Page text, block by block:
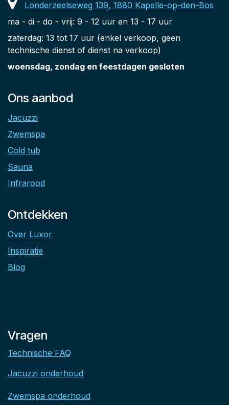
Londerzeelseweg 139, 1880 Kapelle-op-den-Bos
ma - di - do - vrij: 9 - 12 uur en 13 - 17 uur
zaterdag: 13 tot 17 uur (enkel verkoop, geen
technische dienst of dienst na verkoop)
woensdag, zondag en feestdagen gesloten
Ons aanbod
Jacuzzi
Zwemspa
Cold tub
Sauna
Infrarood
Ontdekken
Over Luxor
Inspiratie
Blog
Vragen
Technische FAQ
Jacuzzi onderhoud
Zwemspa onderhoud